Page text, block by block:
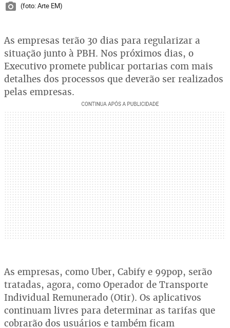
(foto: Arte EM)
As empresas terão 30 dias para regularizar a
situação junto à PBH. Nos próximos dias, o
Executivo promete publicar portarias com mais
detalhes dos processos que deverão ser realizados
pelas empresas.
As empresas, como Uber, Cabify e 99pop, serão
tratadas, agora, como Operador de Transporte
Individual Remunerado (Otir). Os aplicativos
continuam livres para determinar as tarifas que
cobrarão dos usuários e também ficam